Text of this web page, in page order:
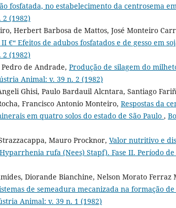
fosfatada, no estabelecimento da centrosema
(1982)
Herbert Barbosa de Mattos, José Monteiro
€“ Efeitos de adubos fosfatados e de gesso em
(1982)
de Andrade, Produção de silagem do
Animal: v. 39 n. 2 (1982)
Ghisi, Paulo Bardauil Alcntara, Santiago
Francisco Antonio Monteiro, Respostas da
em quatro solos do estado de São Paulo ,
Mauro Procknor, Valor nutritivo e
rufa (Nees) Stapf). Fase II. Período
Diorande Bianchine, Nelson Morato Ferraz
de semeadura mecanizada na formação de
Animal: v. 39 n. 1 (1982)